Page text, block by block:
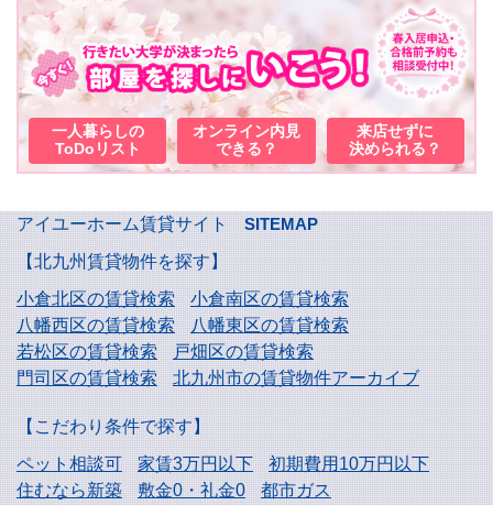
一人暮らしの
ToDoリスト
オンライン内見
できる？
来店せずに
決められる？
アイユーホーム賃貸サイト
SITEMAP
【北九州賃貸物件を探す】
小倉北区の賃貸検索
小倉南区の賃貸検索
八幡西区の賃貸検索
八幡東区の賃貸検索
若松区の賃貸検索
戸畑区の賃貸検索
門司区の賃貸検索
北九州市の賃貸物件アーカイブ
【こだわり条件で探す】
ペット相談可
家賃3万円以下
初期費用10万円以下
住むなら新築
敷金0・礼金0
都市ガス